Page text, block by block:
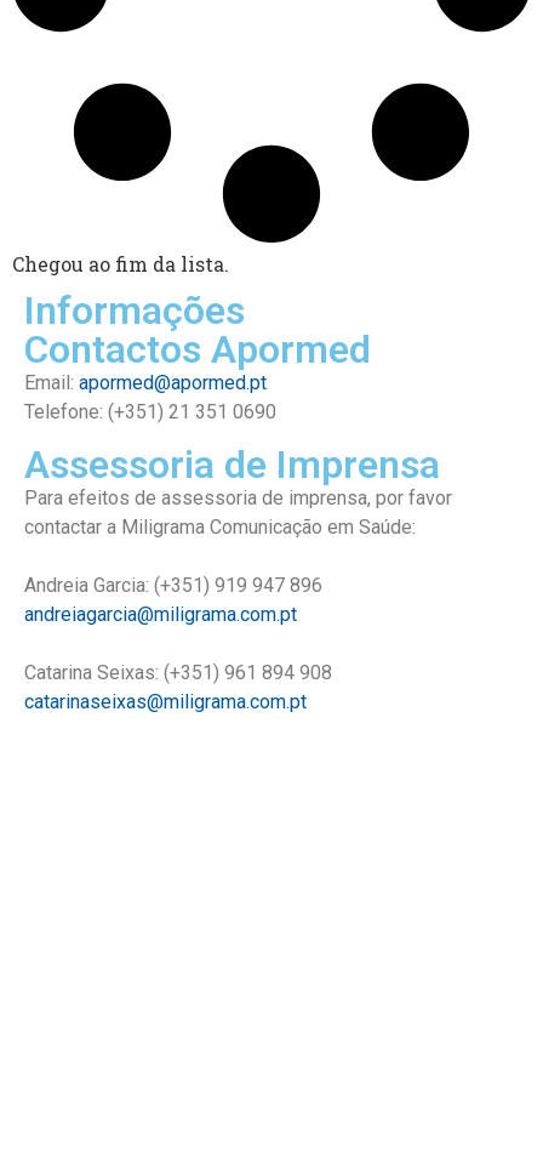
Chegou ao fim da lista.
Informações
Contactos Apormed
Email: apormed@apormed.pt
Telefone: (+351) 21 351 0690
Assessoria de Imprensa
Para efeitos de assessoria de imprensa, por favor
contactar a Miligrama Comunicação em Saúde:
Andreia Garcia: (+351) 919 947 896
andreiagarcia@miligrama.com.pt
Catarina Seixas: (+351) 961 894 908
catarinaseixas@miligrama.com.pt